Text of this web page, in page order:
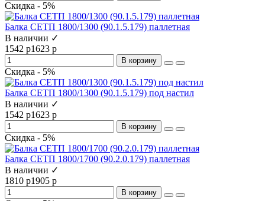
Скидка - 5%
Балка СЕТП 1800/1300 (90.1.5.179) паллетная
В наличии ✓
1542 р1623 р
В корзину
Скидка - 5%
Балка СЕТП 1800/1300 (90.1.5.179) под настил
В наличии ✓
1542 р1623 р
В корзину
Скидка - 5%
Балка СЕТП 1800/1700 (90.2.0.179) паллетная
В наличии ✓
1810 р1905 р
В корзину